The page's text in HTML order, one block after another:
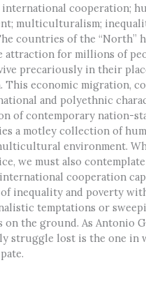
international cooperation;
multiculturalism;
countries of the “North”
attraction for millions of
precariously in their
This economic migration,
and polyethnic
of contemporary nation-
a motley collection of
environment.
we must also
cooperation
inequality and poverty
temptations or
on the ground. As Antonio
struggle lost is the one in